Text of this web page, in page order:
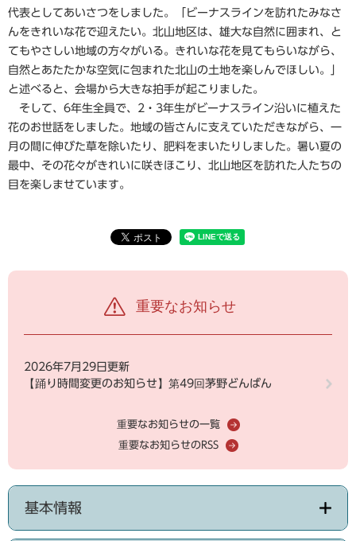
代表としてあいさつをしました。「ビーナスラインを訪れたみなさ
んをきれいな花で迎えたい。北山地区は、雄大な自然に囲まれ、と
てもやさしい地域の方々がいる。きれいな花を見てもらいながら、
自然とあたたかな空気に包まれた北山の土地を楽しんでほしい。」
と述べると、会場から大きな拍手が起こりました。
そして、6年生全員で、2・3年生がビーナスライン沿いに植えた
花のお世話をしました。地域の皆さんに支えていただきながら、一
月の間に伸びた草を除いたり、肥料をまいたりしました。暑い夏の
最中、その花々がきれいに咲きほこり、北山地区を訪れた人たちの
目を楽しませています。
重要なお知らせ
2026年7月29日更新
【踊り時間変更のお知らせ】第49回茅野どんばん
重要なお知らせの一覧
重要なお知らせのRSS
基本情報